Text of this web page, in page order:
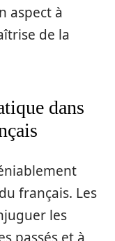
aspect à
de la
dans
français. Les
les